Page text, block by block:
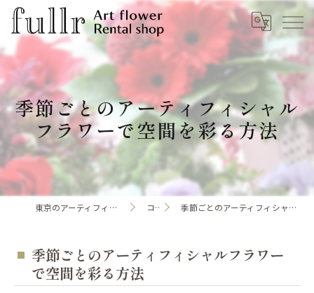
季節ごとのアーティフィシャル
フラワーで空間を彩る方法
東京のアーティフィシャルフラワーならfullr コラム 季節ごとのアーティフィシャルフラワーで空間を彩る方法
季節ごとのアーティフィシャルフラワー
で空間を彩る方法